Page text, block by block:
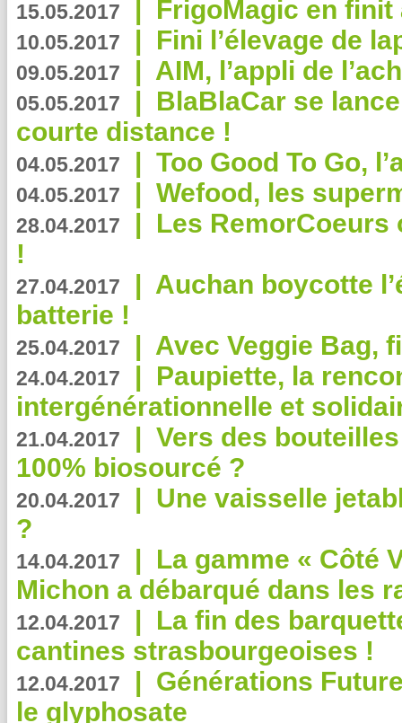
15.05.2017 | FrigoMagic en
10.05.2017 | Fini l’élevage de
09.05.2017 | AIM, l’appli de
05.05.2017 | BlaBlaCar se
courte distance !
04.05.2017 | Too Good To Go,
04.05.2017 | Wefood, les
28.04.2017 | Les RemorCoeurs
!
27.04.2017 | Auchan boycotte
batterie !
25.04.2017 | Avec Veggie Bag,
24.04.2017 | Paupiette, la
intergénérationnelle et
21.04.2017 | Vers des
100% biosourcé ?
20.04.2017 | Une vaisselle
?
14.04.2017 | La gamme « Côté
Michon a débarqué dans les
12.04.2017 | La fin des
cantines strasbourgeoises !
12.04.2017 | Générations
le glyphosate